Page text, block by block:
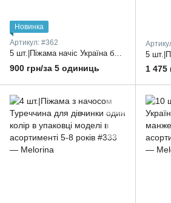
Новинка
Артикул: #362
5 шт.|Піжама начіс Україна брюки у смужку, кофта новорічний принт один колір в упаковці 30-38 рр.
900 грн/за 5 одиниць 1 475